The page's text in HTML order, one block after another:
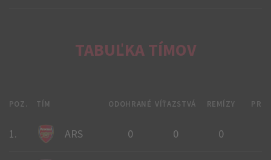
TABUĽKA TÍMOV
POZ. TÍM ODOHRANÉ VÍŤAZSTVÁ REMÍZY
1. ARS 0 0 0